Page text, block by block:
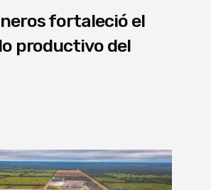
fortaleció el
productivo del